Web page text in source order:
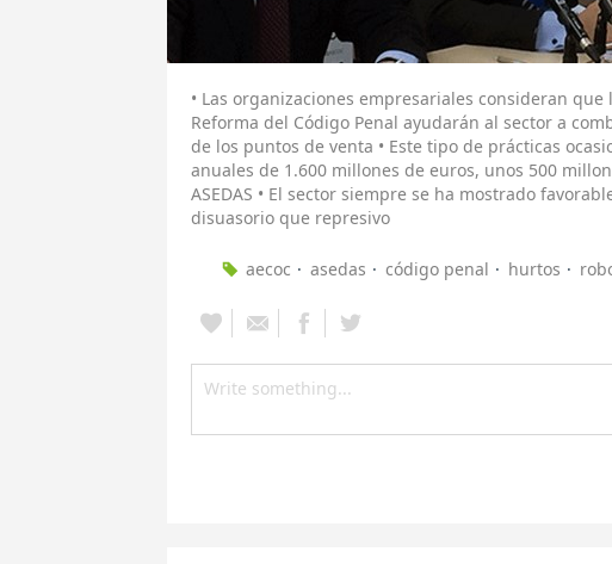
• Las organizaciones empresariales consideran
Reforma del Código Penal ayudarán al sector a
de los puntos de venta • Este tipo de prácticas
anuales de 1.600 millones de euros, unos 500
ASEDAS • El sector siempre se ha mostrado
disuasorio que represivo
aecoc asedas código penal hurtos